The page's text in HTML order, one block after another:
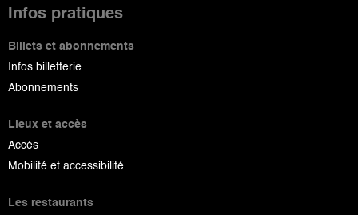
Infos pratiques
Billets et abonnements
Infos billetterie
Abonnements
Lieux et accès
Accès
Mobilité et accessibilité
Les restaurants